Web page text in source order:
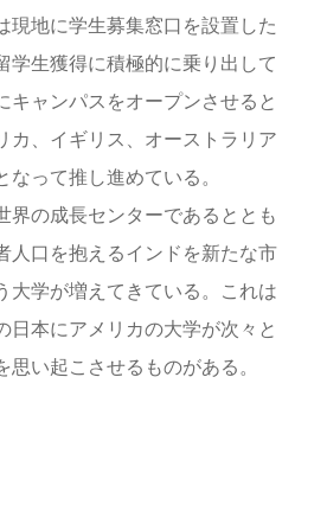
現地に学生募集窓口を設置した
学生獲得に積極的に乗り出して
キャンパスをオープンさせると
カ、イギリス、オーストラリア
なって推し進めている。
の成長センターであるととも
人口を抱えるインドを新たな市
大学が増えてきている。これは
日本にアメリカの大学が次々と
思い起こさせるものがある。